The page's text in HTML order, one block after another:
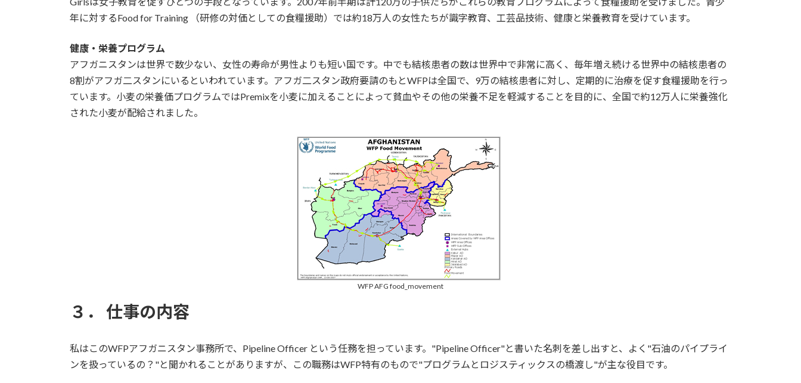
年に対するFood for Training （研修の対価としての食糧援助）では約18万人の女性たちが識字教育、工芸品技術、健康と栄養教育を受けています。
健康・栄養プログラム
アフガニスタンは世界で数少ない、女性の寿命が男性よりも短い国です。中でも結核患者の数は世界中で非常に高く、毎年増え続ける世界中の結核患者の
8割がアフガ二スタンにいるといわれています。アフガ二スタン政府要請のもとWFPは全国で、9万の結核患者に対し、定期的に治療を促す食糧援助を行っ
ています。小麦の栄養価プログラムではPremixを小麦に加えることによって貧血やその他の栄養不足を軽減することを目的に、全国で約12万人に栄養強化
された小麦が配給されました。
WFP AFG food_movement
３． 仕事の内容
私はこのWFPアフガニスタン事務所で、Pipeline Officer という任務を担っています。"Pipeline Officer"と書いた名刺を差し出すと、よく"石油のパイプライ
ンを扱っているの？"と聞かれることがありますが、この職務はWFP特有のもので"プログラムとロジスティックスの橋渡し"が主な役目です。